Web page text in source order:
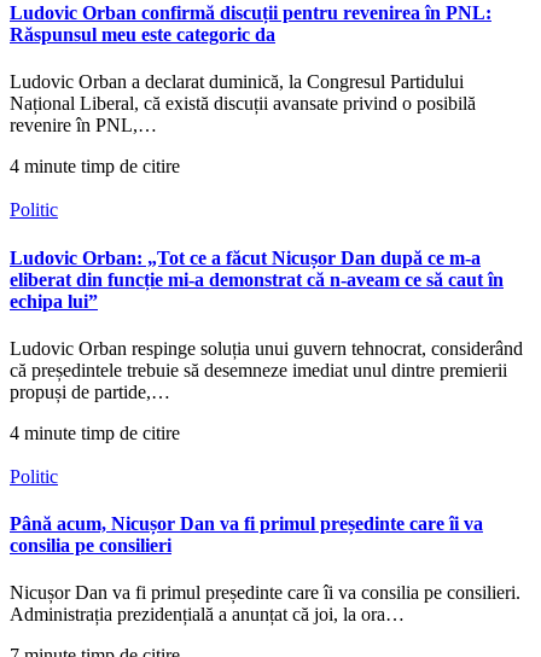
Ludovic Orban confirmă discuții pentru revenirea în PNL:
Răspunsul meu este categoric da
Ludovic Orban a declarat duminică, la Congresul Partidului
Național Liberal, că există discuții avansate privind o posibilă
revenire în PNL,…
4 minute timp de citire
Politic
Ludovic Orban: „Tot ce a făcut Nicușor Dan după ce m-a
eliberat din funcție mi-a demonstrat că n-aveam ce să caut în
echipa lui”
Ludovic Orban respinge soluția unui guvern tehnocrat, considerând
că președintele trebuie să desemneze imediat unul dintre premierii
propuși de partide,…
4 minute timp de citire
Politic
Până acum, Nicușor Dan va fi primul președinte care îi va
consilia pe consilieri
Nicușor Dan va fi primul președinte care îi va consilia pe consilieri.
Administrația prezidențială a anunțat că joi, la ora…